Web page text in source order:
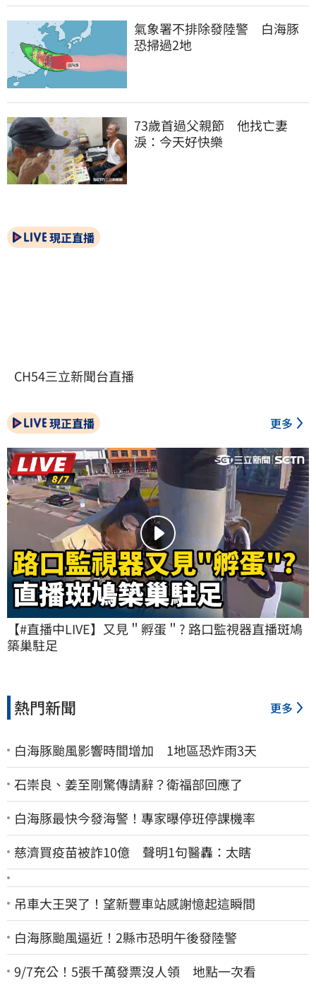
氣象署不排除發陸警　白海豚
恐掃過2地
73歲首過父親節　他找亡妻
淚：今天好快樂
現正直播
CH54三立新聞台直播
現正直播 更多
【#直播中LIVE】又見＂孵蛋＂? 路口監視器直播斑鳩
築巢駐足
熱門新聞 更多
白海豚颱風影響時間增加 1地區恐炸雨3天
石崇良、姜至剛驚傳請辭？衛福部回應了
白海豚最快今發海警！專家曝停班停課機率
慈濟買疫苗被詐10億 聲明1句醫轟：太瞎
吊車大王哭了！望新豐車站感謝憶起這瞬間
白海豚颱風逼近！2縣市恐明午後發陸警
9/7充公！5張千萬發票沒人領 地點一次看